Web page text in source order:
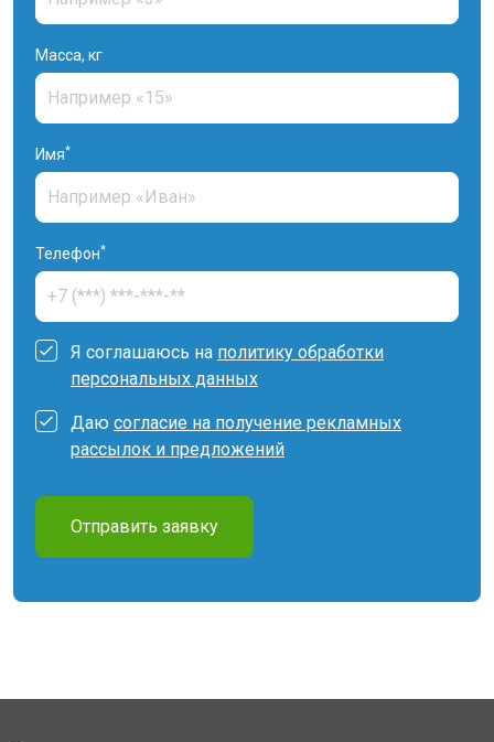
Масса, кг
Имя*
Телефон*
Я соглашаюсь на политику обработки
персональных данных
Даю согласие на получение рекламных
рассылок и предложений
Отправить заявку